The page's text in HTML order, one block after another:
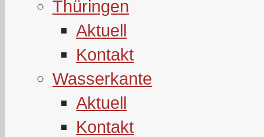
Thüringen
Aktuell
Kontakt
Wasserkante
Aktuell
Kontakt